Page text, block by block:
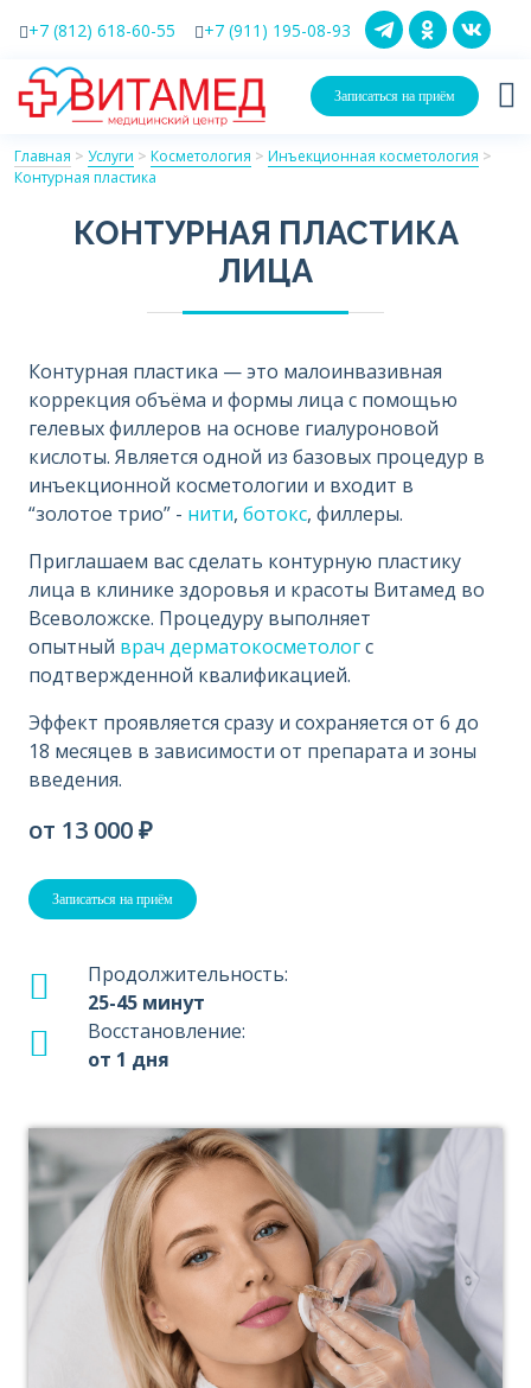
+7 (812) 618-60-55 +7 (911) 195-08-93
Записаться на приём
Главная > Услуги > Косметология > Инъекционная косметология >
Контурная пластика
КОНТУРНАЯ ПЛАСТИКА
ЛИЦА
Контурная пластика — это малоинвазивная
коррекция объёма и формы лица с помощью
гелевых филлеров на основе гиалуроновой
кислоты. Является одной из базовых процедур в
инъекционной косметологии и входит в
“золотое трио” - нити, ботокс, филлеры.
Приглашаем вас сделать контурную пластику
лица в клинике здоровья и красоты Витамед во
Всеволожске. Процедуру выполняет
опытный врач дерматокосметологс
подтвержденной квалификацией.
Эффект проявляется сразу и сохраняется от 6 до
18 месяцев в зависимости от препарата и зоны
введения.
от 13 000 ₽
Записаться на приём
Продолжительность:
25-45 минут
Восстановление:
от 1 дня